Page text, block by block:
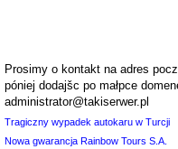
Prosimy o kontakt na adres
póniej dodajšc po małpce
administrator@takiserwer.pl
Tragiczny wypadek autokaru w Turcji
Nowa gwarancja Rainbow Tours S.A.